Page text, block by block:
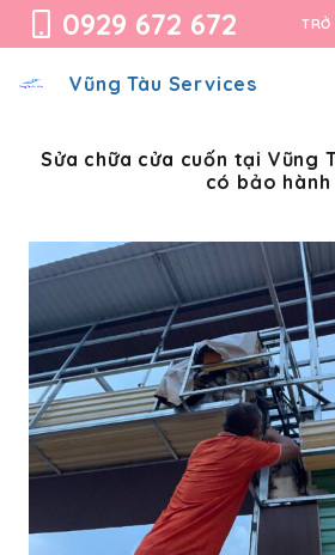
0929 672 672 TRỞ
Vũng Tàu Services
Sửa chữa cửa cuốn tại Vũng
có bảo hành